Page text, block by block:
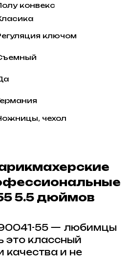
конвекс
ключом
чехол
5.5 дюймов
55 — любимцы
это классный
качества и не